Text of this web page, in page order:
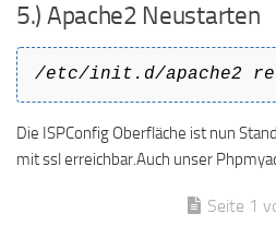
5.) Apache2 Neustarten
/etc/init.d/apache2
Die ISPConfig Oberfläche ist nun
mit ssl erreichbar.Auch unser
Seite 1